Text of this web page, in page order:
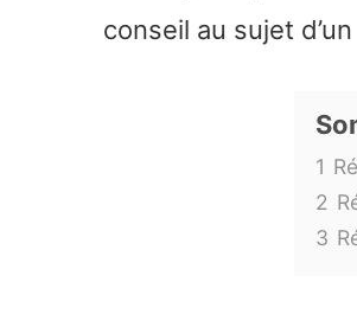
conseil au sujet
1
2
3